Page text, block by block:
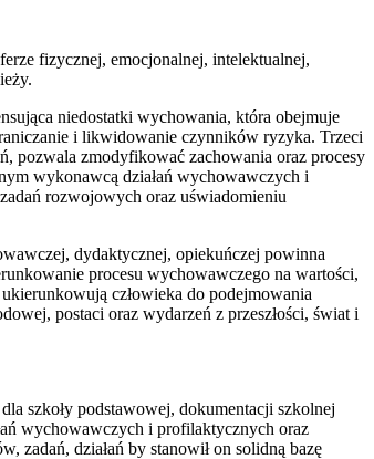
fizycznej, emocjonalnej, intelektualnej,
niedostatki wychowania, która obej­muje
i likwidowanie czynników ryzyka. Trzeci
pozwala zmodyfikować zachowania oraz procesy
wykonawcą działań wychowawczych i
rozwojowych oraz uświadomieniu
dydaktycznej, opiekuńczej powinna
procesu wychowawczego na wartości,
człowieka do podejmowania
postaci oraz wydarzeń z przeszłości, świat i
szkoły podstawowej, dokumentacji szkolnej
wychowawczych i profilaktycznych oraz
zadań, działań by stanowił on solidną bazę